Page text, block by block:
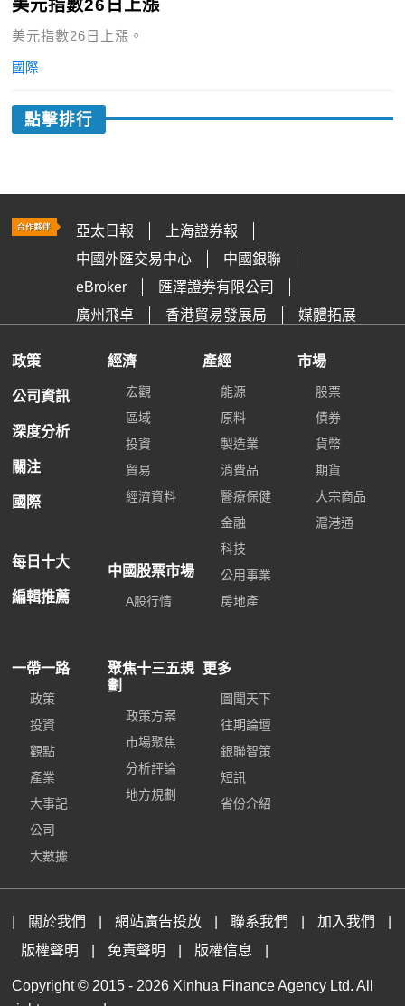
美元指數26日上漲
美元指數26日上漲。
國際
點擊排行
亞太日報
上海證券報
中國外匯交易中心
中國銀聯
eBroker
匯澤證券有限公司
廣州飛卓
香港貿易發展局 媒體拓展
政策
公司資訊
深度分析
關注
國際
每日十大
編輯推薦
經濟
宏觀
區域
投資
貿易
經濟資料
中國股票市場
A股行情
產經
能源
原料
製造業
消費品
醫療保健
金融
科技
公用事業
房地產
市場
股票
債券
貨幣
期貨
大宗商品
滬港通
一帶一路
政策
投資
觀點
產業
大事記
公司
大數據
聚焦十三五規
劃
政策方案
市場聚焦
分析評論
地方規劃
更多
圖聞天下
往期論壇
銀聯智策
短訊
省份介紹
關於我們 網站廣告投放 聯系我們 加入我們
版權聲明
免責聲明 版權信息
Copyright © 2015 - 2026 Xinhua Finance Agency Ltd. All